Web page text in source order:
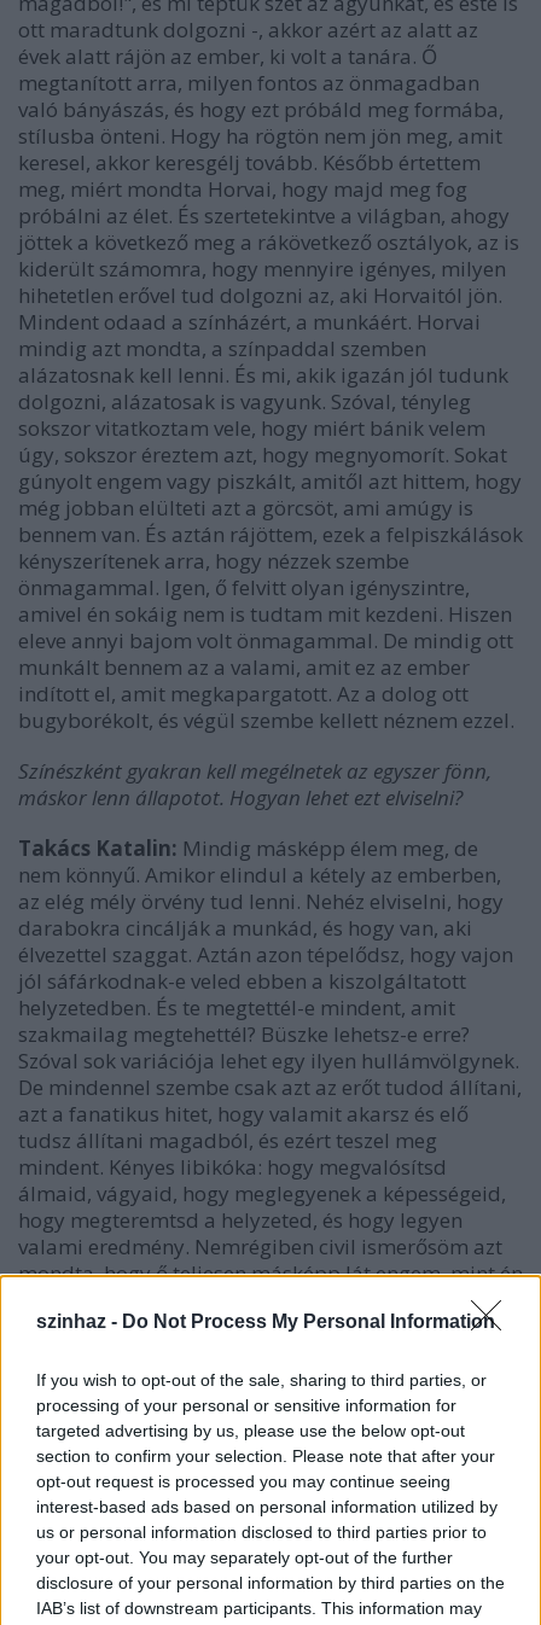
szinhaz - Do Not Process My Personal Information
If you wish to opt-out of the sale, sharing to third parties, or
processing of your personal or sensitive information for
targeted advertising by us, please use the below opt-out
section to confirm your selection. Please note that after your
opt-out request is processed you may continue seeing
interest-based ads based on personal information utilized by
us or personal information disclosed to third parties prior to
your opt-out. You may separately opt-out of the further
disclosure of your personal information by third parties on the
IAB’s list of downstream participants. This information may
ott maradtunk dolgozni -, akkor azért az alatt az
évek alatt rájön az ember, ki volt a tanára. Ő
megtanított arra, milyen fontos az önmagadban
való bányászás, és hogy ezt próbáld meg formába,
stílusba önteni. Hogy ha rögtön nem jön meg, amit
keresel, akkor keresgélj tovább. Később értettem
meg, miért mondta Horvai, hogy majd meg fog
próbálni az élet. És szertetekintve a világban, ahogy
jöttek a következő meg a rákövetkező osztályok, az is
kiderült számomra, hogy mennyire igényes, milyen
hihetetlen erővel tud dolgozni az, aki Horvaitól jön.
Mindent odaad a színházért, a munkáért. Horvai
mindig azt mondta, a színpaddal szemben
alázatosnak kell lenni. És mi, akik igazán jól tudunk
dolgozni, alázatosak is vagyunk. Szóval, tényleg
sokszor vitatkoztam vele, hogy miért bánik velem
úgy, sokszor éreztem azt, hogy megnyomorít. Sokat
gúnyolt engem vagy piszkált, amitől azt hittem, hogy
még jobban elülteti azt a görcsöt, ami amúgy is
bennem van. És aztán rájöttem, ezek a felpiszkálások
kényszerítenek arra, hogy nézzek szembe
önmagammal. Igen, ő felvitt olyan igényszintre,
amivel én sokáig nem is tudtam mit kezdeni. Hiszen
eleve annyi bajom volt önmagammal. De mindig ott
munkált bennem az a valami, amit ez az ember
indított el, amit megkapargatott. Az a dolog ott
bugyborékolt, és végül szembe kellett néznem ezzel.
Színészként gyakran kell megélnetek az egyszer fönn,
máskor lenn állapotot. Hogyan lehet ezt elviselni?
Takács Katalin: Mindig másképp élem meg, de
nem könnyű. Amikor elindul a kétely az emberben,
az elég mély örvény tud lenni. Nehéz elviselni, hogy
darabokra cincálják a munkád, és hogy van, aki
élvezettel szaggat. Aztán azon tépelődsz, hogy vajon
jól sáfárkodnak-e veled ebben a kiszolgáltatott
helyzetedben. És te megtettél-e mindent, amit
szakmailag megtehettél? Büszke lehetsz-e erre?
Szóval sok variációja lehet egy ilyen hullámvölgynek.
De mindennel szembe csak azt az erőt tudod állítani,
azt a fanatikus hitet, hogy valamit akarsz és elő
tudsz állítani magadból, és ezért teszel meg
mindent. Kényes libikóka: hogy megvalósítsd
álmaid, vágyaid, hogy meglegyenek a képességeid,
hogy megteremtsd a helyzeted, és hogy legyen
valami eredmény. Nemrégiben civil ismerősöm azt
mondta, hogy ő teljesen másképp lát engem, mint én
magam, és ne legyek elkeseredve. Az a fontos, amit
számít. De én mindig hajlamos voltam arra, hogy
szerényen meghúzódva várjak.
Nem tudsz másmilyen lenni, sehogyan sem.
Takács Katalin: Nem, én tényleg nem tudom
magamat kicserélni. Nekem ez esik jól. Most
eszembe jut két ember, akik jókor jó helyen szóltak
hozzám. Egyikük Zsótér Sándor, aki látott annak
idején a Dömölky János rendezte Sirályban